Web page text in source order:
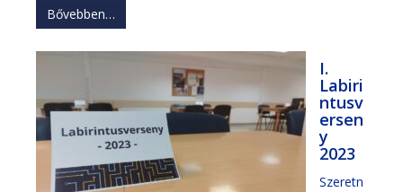
Bővebben…
I.
Labiri
ntusv
ersen
y
2023
Szeretn